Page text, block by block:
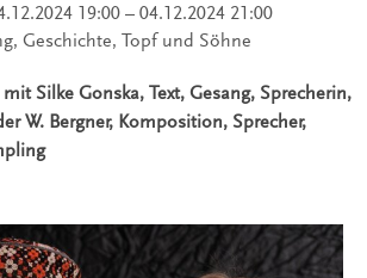
19:00 – 04.12.2024 21:00
Geschichte, Topf und Söhne
Silke Gonska, Text, Gesang, Sprecherin,
W. Bergner, Komposition, Sprecher,